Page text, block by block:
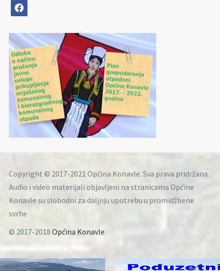
facebook
Copyright © 2017-2021 Općina Konavle. Sva prava pridržana
Audio i video materijali objavljeni na stranicama Općine
Konavle su slobodni za daljnju upotrebu u promidžbene
svrhe
© 2017-2018 Općina Konavle